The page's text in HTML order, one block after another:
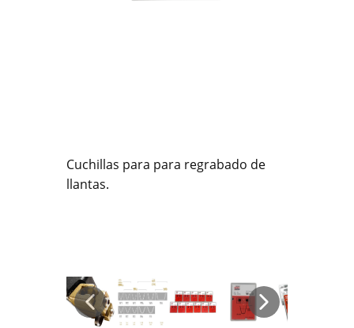
Cuchillas para para regrabado de
llantas.